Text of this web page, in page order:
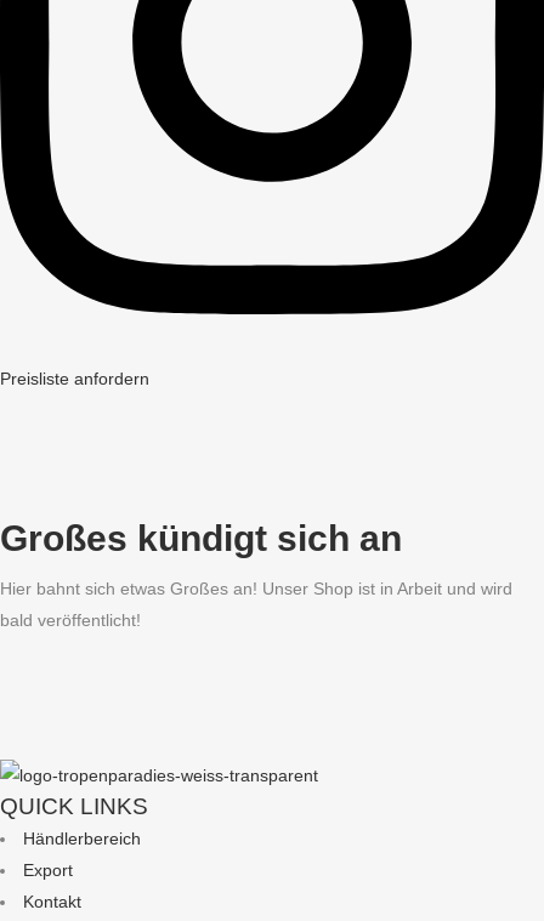
Preisliste anfordern
Großes kündigt sich an
Hier bahnt sich etwas Großes an! Unser Shop ist in Arbeit und wird
bald veröffentlicht!
QUICK LINKS
Händlerbereich
Export
Kontakt